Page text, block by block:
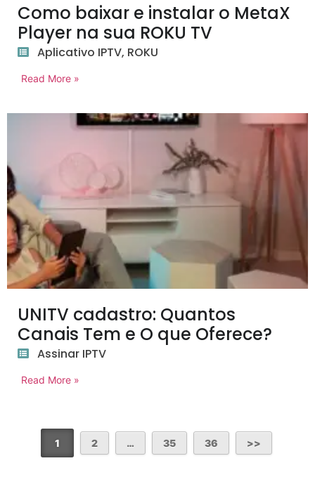
Como baixar e instalar o MetaX
Player na sua ROKU TV
Aplicativo IPTV, ROKU
Read More »
UNITV cadastro: Quantos
Canais Tem e O que Oferece?
Assinar IPTV
Read More »
1 2 … 35 36